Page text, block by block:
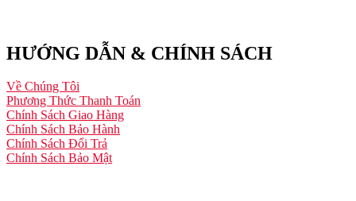
HƯỚNG DẪN & CHÍNH SÁCH
Về Chúng Tôi
Phương Thức Thanh Toán
Chính Sách Giao Hàng
Chính Sách Bảo Hành
Chính Sách Đổi Trả
Chính Sách Bảo Mật